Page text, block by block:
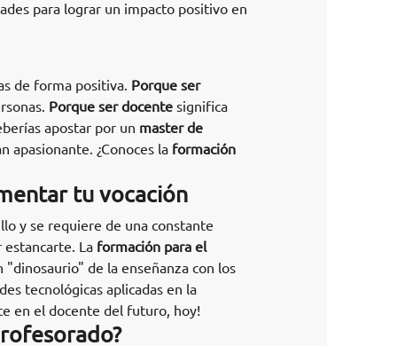
para lograr un impacto positivo en
de forma positiva. Porque ser
Porque ser docentesignifica
apostar por un master de
¿Conoces la formación
tu vocación
y se requiere de una constante
La formación para el
de la enseñanza con los
tecnológicas aplicadas en la
en el docente del futuro, hoy!